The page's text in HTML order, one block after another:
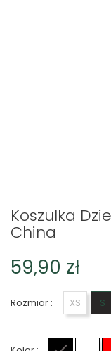
Koszulka
China
59,90 zł
Rozmiar : XS S